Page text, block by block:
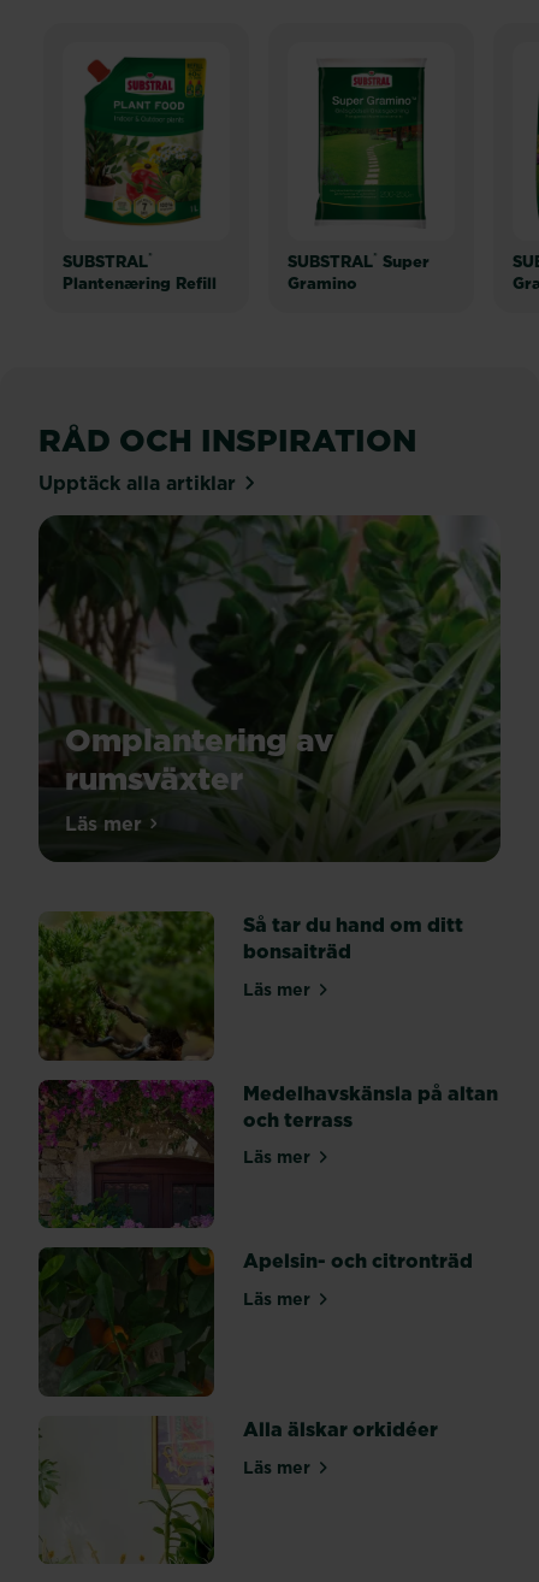
SUBSTRAL®
Plantenæring Refill
SUBSTRAL® Super
Gramino
RÅD OCH INSPIRATION
Upptäck alla artiklar
Omplantering av
rumsväxter
Det
plantera
om
rumsväxter:
1.
Börja
med
att
lossa
växten
försiktigt
och
ta
ut
den
ur
krukan
utan
skada
du
Läs merom Omplantering av rumsväxter
Så tar du hand om ditt
bonsaiträd
Läs merom Så tar du hand om ditt
Medelhavskänsla på altan
och terrass
Läs merom Medelhavskänsla på
Apelsin- och citronträd
Läs merom Apelsin- och citronträd
Alla älskar orkidéer
Läs merom Alla älskar orkidéer